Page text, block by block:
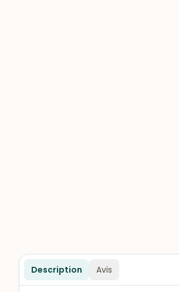
Description Avis